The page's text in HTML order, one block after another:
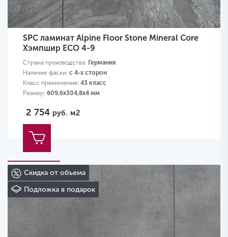
SPC ламинат Alpine Floor Stone Mineral Core
Хэмпшир ECO 4-9
Страна производства: Германия
Наличие фаски: с 4-х сторон
Класс применения: 43 класс
Размер: 609,6х304,8х4 мм
2 754 руб. м2
Скидка от объема
Подложка в подарок